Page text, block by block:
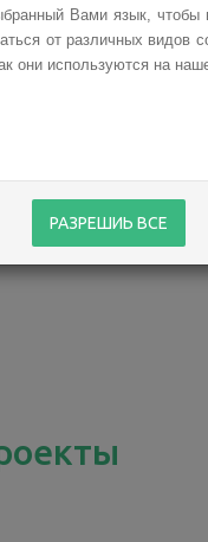
Вами язык,
от различных видов
они используются на
РАЗРЕШИЬ ВСЕ